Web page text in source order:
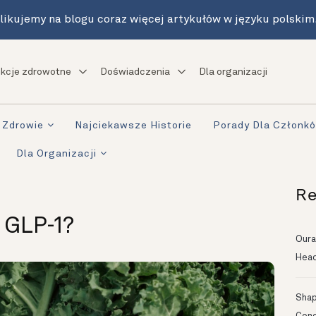
na blogu coraz więcej artykułów w języku
zdrowotne Doświadczenia Dla organizacji
Zdrowie Najciekawsze Historie Porady Dla
Dla Organizacji
1?